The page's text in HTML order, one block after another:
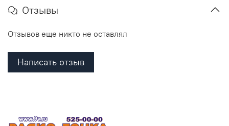
Отзывы
Отзывов еще никто не оставлял
Написать отзыв